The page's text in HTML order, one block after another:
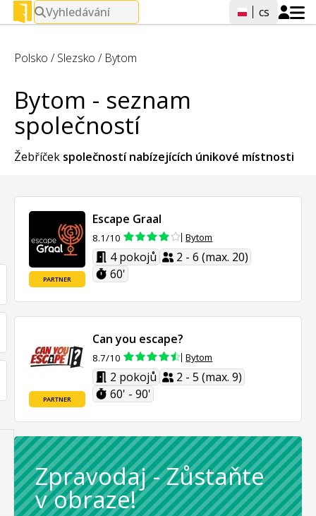
Vyhledávání cs
Polsko /Slezsko / Bytom
Bytom - seznam
společností
Žebříček společností nabízejících únikové místnosti
PARTNER
Escape Graal
8.1/10 Bytom
4 pokojů
2 - 6 (max. 20)
60'
PARTNER
Can you escape?
8.7/10 Bytom
2 pokojů
2 - 5 (max. 9)
60' - 90'
Zpravodaj -Zůstaňte
v obraze!